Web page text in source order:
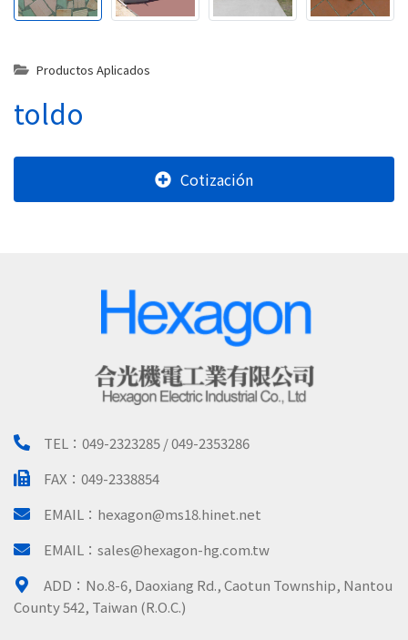
Productos Aplicados
toldo
Cotización
TEL： 049-2323285 / 049-2353286
FAX：049-2338854
EMAIL： hexagon@ms18.hinet.net
EMAIL： sales@hexagon-hg.com.tw
ADD： No.8-6, Daoxiang Rd., Caotun Township, Nantou
County 542, Taiwan (R.O.C.)